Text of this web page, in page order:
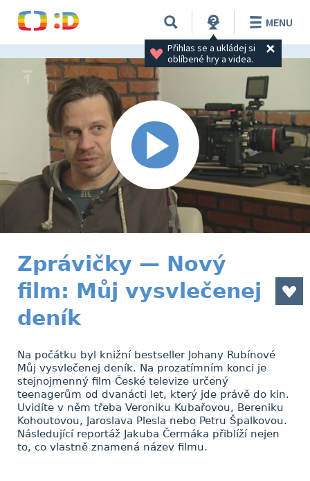
Přihlas se a ukládej si
oblíbené hry a videa.
MENU
Zprávičky — Nový
film: Můj vysvlečenej
deník
Na počátku byl knižní bestseller Johany Rubínové
Můj vysvlečenej deník. Na prozatímním konci je
stejnojmenný film České televize určený
teenagerům od dvanácti let, který jde právě do kin.
Uvidíte v něm třeba Veroniku Kubařovou, Bereniku
Kohoutovou, Jaroslava Plesla nebo Petru Špalkovou.
Následující reportáž Jakuba Čermáka přiblíží nejen
to, co vlastně znamená název filmu.